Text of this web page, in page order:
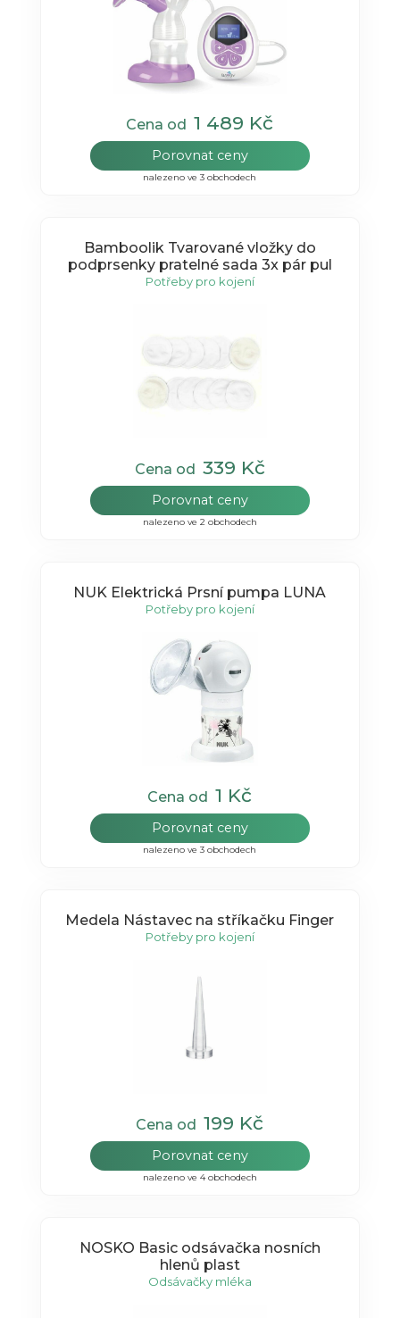
Cena od1 489 Kč
Porovnat ceny
nalezeno ve 3 obchodech
Bamboolik Tvarované vložky do
podprsenky pratelné sada 3x pár pul
Potřeby pro kojení
Cena od 339 Kč
Porovnat ceny
nalezeno ve 2 obchodech
NUK Elektrická Prsní pumpa LUNA
Potřeby pro kojení
Cena od1 Kč
Porovnat ceny
nalezeno ve 3 obchodech
Medela Nástavec na stříkačku Finger
Potřeby pro kojení
Cena od199 Kč
Porovnat ceny
nalezeno ve 4 obchodech
NOSKO Basic odsávačka nosních
hlenů plast
Odsávačky mléka